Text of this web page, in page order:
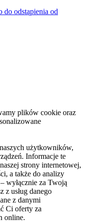
odstąpienia od
plików cookie oraz
użytkowników,
Informacje te
strony internetowej,
a także do analizy
wyłącznie za Twoją
z usług danego
z danymi
Ci oferty za
online.